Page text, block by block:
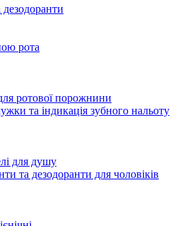
рота
ротової порожнини
та індикація зубного нальоту
для душу
та дезодоранти для чоловіків